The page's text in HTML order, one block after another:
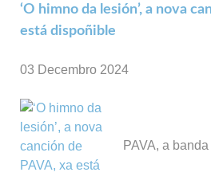
‘O himno da lesión’, a nova
está dispoñible
03 Decembro 2024
PAVA, a